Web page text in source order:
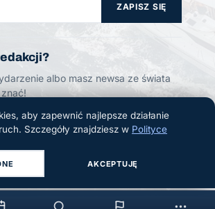
ZAPISZ SIĘ
albo masz newsa ze świata
prawa zastrzeżone.
aby zapewnić najlepsze działanie
Szczegóły znajdziesz w Polityce
AKCEPTUJĘ